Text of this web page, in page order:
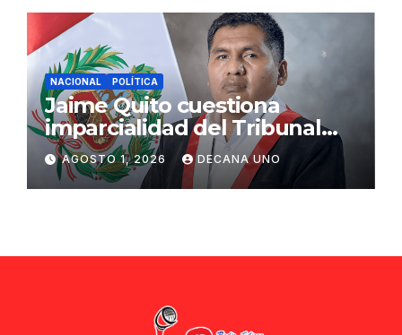
NACIONAL POLÍTICA
Jaime Quito cuestiona
imparcialidad del Tribunal
Constitucional tras liberación
de Ollanta Humala
AGOSTO 1, 2026 DECANA UNO